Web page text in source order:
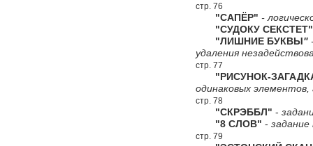
стр. 76
"САПЁР" -
"СУДОКУ СЕКСТЕТ"
"ЛИШНИЕ БУКВЫ"
удаления
стр. 77
"РИСУНОК-
одинаковых
стр. 78
"СКРЭББЛ" -
"8 СЛОВ" - задание
стр. 79